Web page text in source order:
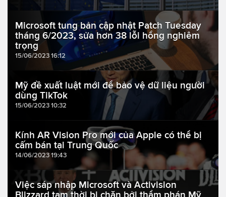
Microsoft tung bản cập nhật Patch Tuesday
tháng 6/2023, sửa hơn 38 lỗi hổng nghiêm
trọng
15/06/2023 16:12
Mỹ đề xuất luật mới để bảo vệ dữ liệu người
dùng TikTok
15/06/2023 10:32
Kính AR Vision Pro mới của Apple có thể bị
cấm bán tại Trung Quốc
14/06/2023 19:43
Việc sáp nhập Microsoft và Activision
Blizzard tạm thời bị chặn bởi thẩm phán Mỹ